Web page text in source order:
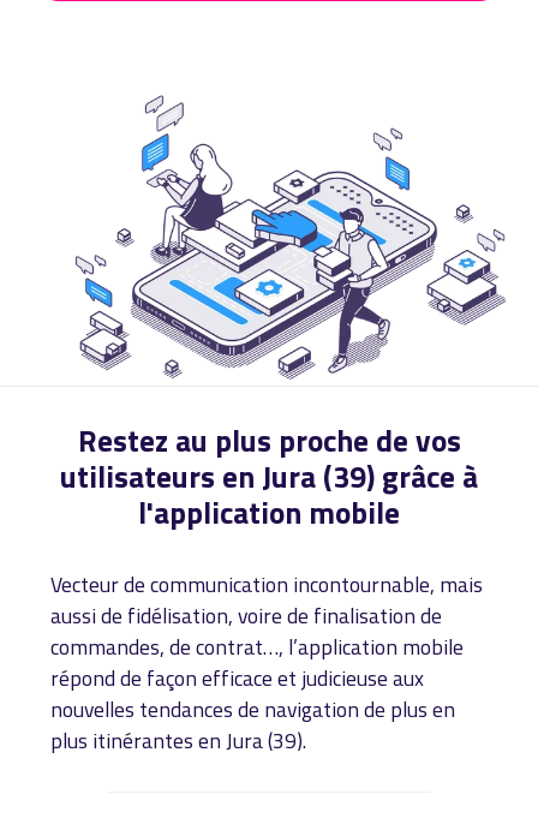
Restez au plus proche de vos
utilisateurs en Jura (39) grâce à
l'application mobile
Vecteur de communication incontournable, mais
aussi de fidélisation, voire de finalisation de
commandes, de contrat…, l’application mobile
répond de façon efficace et judicieuse aux
nouvelles tendances de navigation de plus en
plus itinérantes en Jura (39).